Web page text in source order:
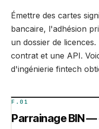
Émettre des cartes
bancaire, l'adhésion
un dossier de
contrat et une API.
d'ingénierie fintech
F.01
Parrainage BIN —